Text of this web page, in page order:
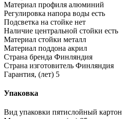
Материал профиля алюминий
Регулировка напора воды есть
Подсветка на стойке нет
Наличие центральной стойки есть
Материал стойки металл
Материал поддона акрил
Страна бренда Финляндия
Страна изготовитель Финляндия
Гарантия, (лет) 5
Упаковка
Вид упаковки пятислойный картон